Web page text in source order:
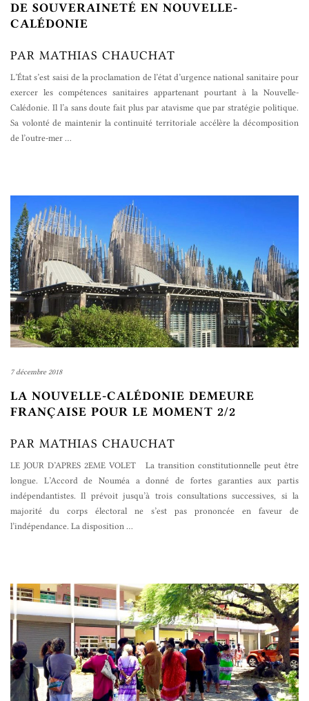
DE SOUVERAINETÉ EN NOUVELLE-
CALÉDONIE
PAR MATHIAS CHAUCHAT
L’État s’est saisi de la proclamation de l’état d’urgence national sanitaire pour
exercer les compétences sanitaires appartenant pourtant à la Nouvelle-
Calédonie. Il l’a sans doute fait plus par atavisme que par stratégie politique.
Sa volonté de maintenir la continuité territoriale accélère la décomposition
de l’outre-mer …
7 décembre 2018
LA NOUVELLE-CALÉDONIE DEMEURE
FRANÇAISE POUR LE MOMENT 2/2
PAR MATHIAS CHAUCHAT
LE JOUR D’APRES 2EME VOLET La transition constitutionnelle peut être
longue. L’Accord de Nouméa a donné de fortes garanties aux partis
indépendantistes. Il prévoit jusqu’à trois consultations successives, si la
majorité du corps électoral ne s’est pas prononcée en faveur de
l’indépendance. La disposition …